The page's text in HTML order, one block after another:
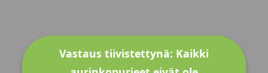
Vastaus tiivistettynä: Kaikki